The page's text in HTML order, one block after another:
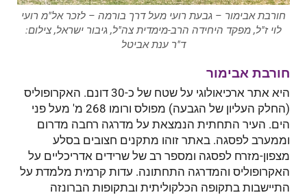
חורבת אבימור – גבעת רועי מעל דרך בורמה – לזכר אל"מ רועי
לוי ז"ל, מפקד היחידה הרב-מימדית צה"ל, גיבור ישראל, צילום:
ד"ר ענת אביטל
חורבת אבימור
היא אתר ארכיאולוגי על שטח של כ-30 דונם. האקרופוליס
(החלק העליון של הגבעה) מפולס ורומו 268 מ' מעל פני
הים. העיר התחתית הנמצאת על מדרגה רחבה מדרום
וממערב לפסגה. באתר זוהו מתקנים חצובים בסלע
מצפון-מזרח לפסגה ומספר רב של שרידים אדריכליים על
האקרופוליס והמדרגה התחתונה. עדות קרמית מלמדת על
התיישבות בתקופה הכלקוליתית ובתקופות הברונזה